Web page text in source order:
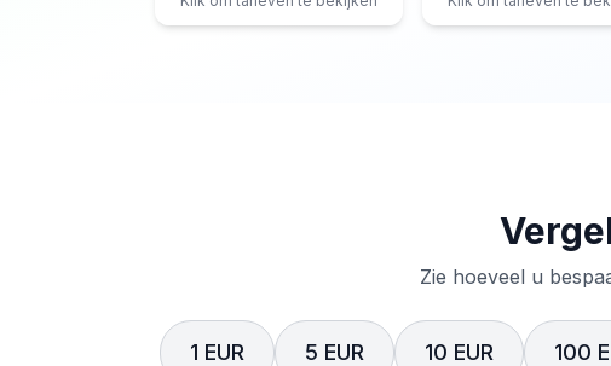
Zie hoeveel u
1 EUR 5 EUR 10 EUR 100